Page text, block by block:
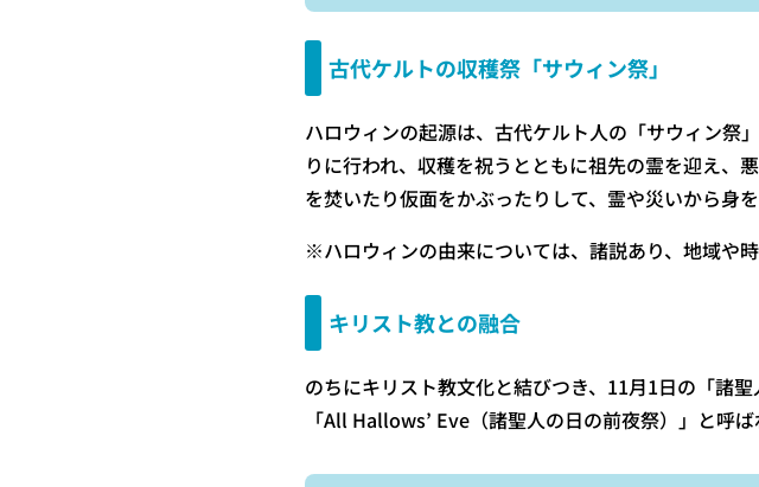
古代ケルトの収穫祭「サウィン祭」
ハロウィンの起源は、古代ケルト人の「サウィン祭
りに行われ、収穫を祝うとともに祖先の霊を迎え、
を焚いたり仮面をかぶったりして、霊や災いから身
※ハロウィンの由来については、諸説あり、地域や
キリスト教との融合
のちにキリスト教文化と結びつき、11月1日の「諸
「All Hallows’ Eve（諸聖人の日の前夜祭）」と呼